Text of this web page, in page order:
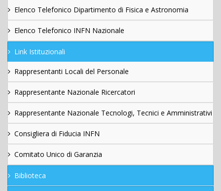
Elenco Telefonico Dipartimento di Fisica e Astronomia
Elenco Telefonico INFN Nazionale
Link Istituzionali
Rappresentanti Locali del Personale
Rappresentante Nazionale Ricercatori
Rappresentante Nazionale Tecnologi, Tecnici e Amministrativi
Consigliera di Fiducia INFN
Comitato Unico di Garanzia
Biblioteca